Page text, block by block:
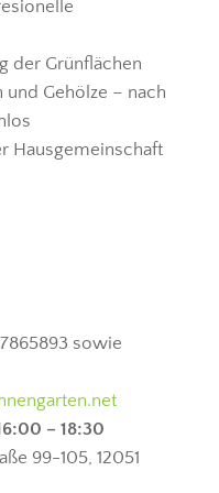
der Grünflächen
Gehölze – nach
Hausgemeinschaft
sowie
– 18:30
99-105, 12051